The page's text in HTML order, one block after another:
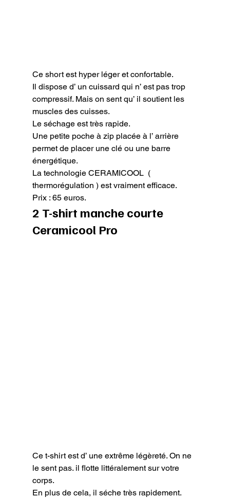
Ce short est hyper léger et confortable.
Il dispose d’ un cuissard qui n’ est pas trop
compressif. Mais on sent qu’ il soutient les
muscles des cuisses.
Le séchage est très rapide.
Une petite poche à zip placée à l’ arrière
permet de placer une clé ou une barre
énergétique.
La technologie CERAMICOOL  (
thermorégulation ) est vraiment efficace.
Prix : 65 euros.
2 T-shirt manche courte
Ceramicool Pro
Ce t-shirt est d’ une extrême légèreté. On ne
le sent pas. il flotte littéralement sur votre
corps.
En plus de cela, il séche très rapidement.